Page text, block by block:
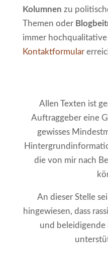
Kolumnen zu
Themen oder
immer hochqualitative
Kontaktformular
Allen Texten ist
Auftraggeber eine
gewisses
die von mir nach
An dieser Stelle
hingewiesen, dass
und